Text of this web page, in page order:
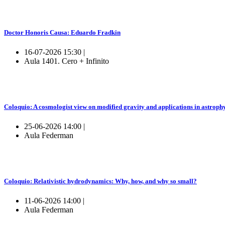
Doctor Honoris Causa: Eduardo Fradkin
16-07-2026 15:30 |
Aula 1401. Cero + Infinito
Coloquio: A cosmologist view on modified gravity and applications in
25-06-2026 14:00 |
Aula Federman
Coloquio: Relativistic hydrodynamics: Why, how, and why so small?
11-06-2026 14:00 |
Aula Federman